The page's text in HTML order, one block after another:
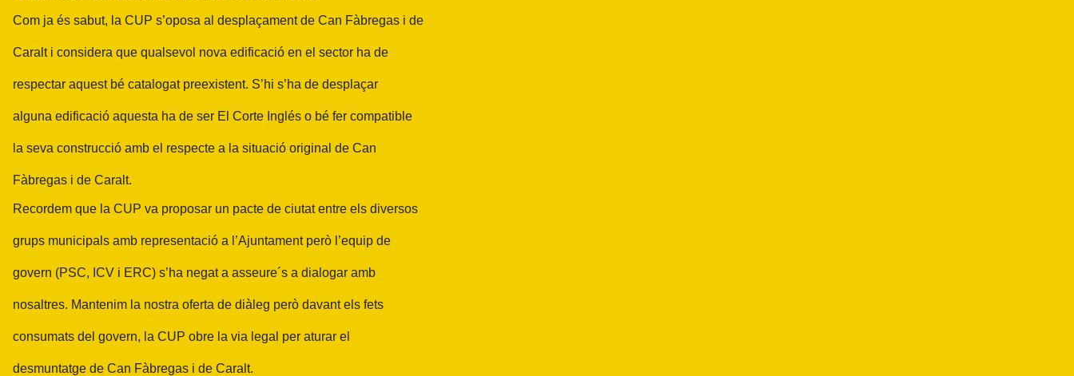
Com ja és sabut, la CUP s’oposa al desplaçament de Can Fàbregas i de
Caralt i considera que qualsevol nova edificació en el sector ha de
respectar aquest bé catalogat preexistent. S’hi s’ha de desplaçar
alguna edificació aquesta ha de ser El Corte Inglés o bé fer compatible
la seva construcció amb el respecte a la situació original de Can
Fàbregas i de Caralt.
Recordem que la CUP va proposar un pacte de ciutat entre els diversos
grups municipals amb representació a l’Ajuntament però l’equip de
govern (PSC, ICV i ERC) s’ha negat a asseure´s a dialogar amb
nosaltres. Mantenim la nostra oferta de diàleg però davant els fets
consumats del govern, la CUP obre la via legal per aturar el
desmuntatge de Can Fàbregas i de Caralt.